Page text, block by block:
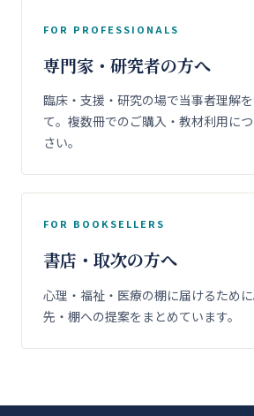
FOR PROFESSIONALS
専門家・研究者の方へ
臨床・支援・研究の場で当事者理解
て。複数冊でのご購入・教材利用に
さい。
FOR BOOKSELLERS
書店・取次の方へ
心理・福祉・医療の棚に届けるため
先・棚への提案をまとめています。